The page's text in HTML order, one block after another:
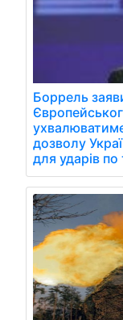
Боррель
дозволу
для ударів по